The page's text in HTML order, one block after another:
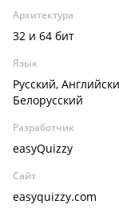
Архитектура
32 и 64 бит
Язык
Русский,
Белорусский
Разработчик
easyQuizzy
Сайт
easyquizzy.com